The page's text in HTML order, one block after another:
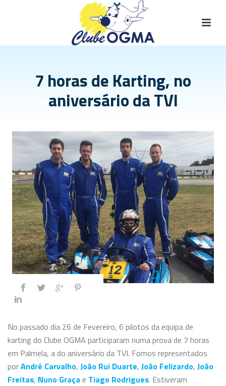
7 horas de Karting, no
aniversário da TVI
No passado dia 26 de Fevereiro, 6 pilotos da equipa de
karting do Clube OGMA participaram numa prova de 7 horas
em Palmela, a do aniversário da TVI. Fomos representados
porAndré Carvalho, João Rui Duarte, João Felizardo, João
Freitas, Nuno Graça e Tiago Rodrigues. Estiveram